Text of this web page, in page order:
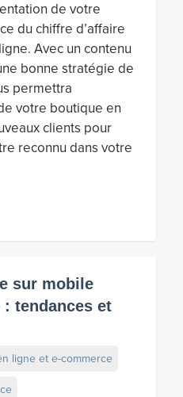
de votre
du chiffre d’affaire
Avec un contenu
bonne stratégie de
permettra
votre boutique en
clients pour
reconnu dans votre
sur mobile
tendances et
ligne et e-commerce